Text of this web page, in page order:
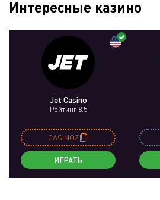
Интересные казино
Jet Casino
Рейтинг 8.5
CASINOZ
ИГРАТЬ